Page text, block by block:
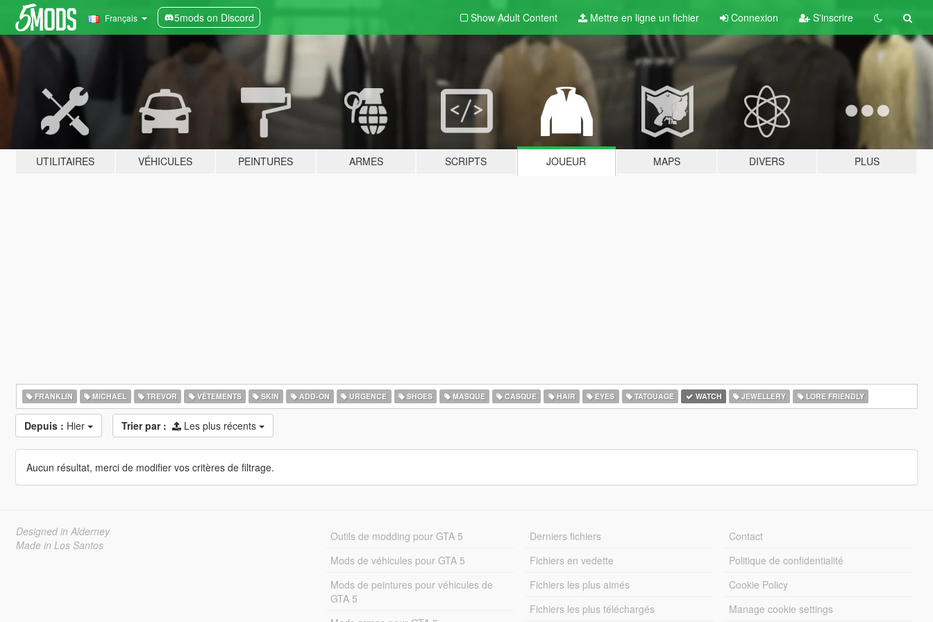
Français 5mods on Discord Show Adult Content Mettre en ligne un fichier Connexion S'inscrire
UTILITAIRES VÉHICULES PEINTURES ARMES SCRIPTS JOUEUR MAPS DIVERS PLUS
FRANKLIN MICHAEL TREVOR VÊTEMENTS SKIN ADD-ON URGENCE SHOES MASQUE CASQUE HAIR EYES TATOUAGE WATCH JEWELLERY LORE FRIENDLY
Depuis : Hier Trier par : Les plus récents
Aucun résultat, merci de modifier vos critères de filtrage.
Designed in Alderney
Made in Los Santos
Outils de modding pour GTA 5
Mods de véhicules pour GTA 5
Mods de peintures pour véhicules de
GTA 5
Derniers fichiers
Fichiers en vedette
Fichiers les plus aimés
Fichiers les plus téléchargés
Contact
Politique de confidentialité
Cookie Policy
Manage cookie settings